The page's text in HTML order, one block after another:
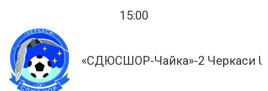
15:00
«СДЮСШОР-Чайка»-2 Черкаси